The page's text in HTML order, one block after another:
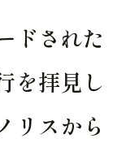
された
を拝見し
リスから